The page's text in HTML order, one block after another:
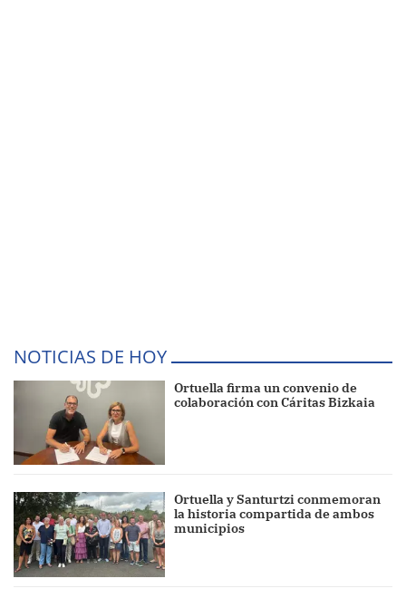
NOTICIAS DE HOY
Ortuella firma un convenio de
colaboración con Cáritas Bizkaia
Ortuella y Santurtzi conmemoran
la historia compartida de ambos
municipios